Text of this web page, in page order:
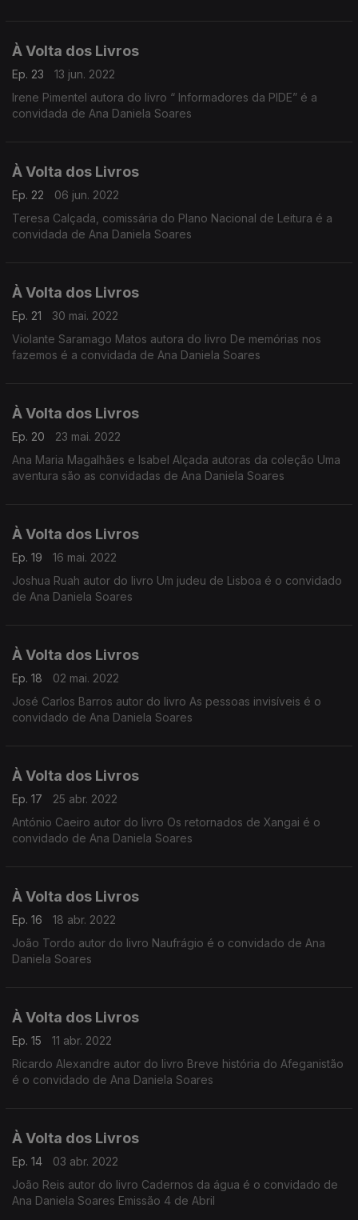
À Volta dos Livros
Ep. 23
13 jun. 2022
Irene Pimentel autora do livro “ Informadores da PIDE” é a
convidada de Ana Daniela Soares
À Volta dos Livros
Ep. 22
06 jun. 2022
Teresa Calçada, comissária do Plano Nacional de Leitura é a
convidada de Ana Daniela Soares
À Volta dos Livros
Ep. 21
30 mai. 2022
Violante Saramago Matos autora do livro De memórias nos
fazemos é a convidada de Ana Daniela Soares
À Volta dos Livros
Ep. 20
23 mai. 2022
Ana Maria Magalhães e Isabel Alçada autoras da coleção Uma
aventura são as convidadas de Ana Daniela Soares
À Volta dos Livros
Ep. 19
16 mai. 2022
Joshua Ruah autor do livro Um judeu de Lisboa é o convidado
de Ana Daniela Soares
À Volta dos Livros
Ep. 18
02 mai. 2022
José Carlos Barros autor do livro As pessoas invisíveis é o
convidado de Ana Daniela Soares
À Volta dos Livros
Ep. 17
25 abr. 2022
António Caeiro autor do livro Os retornados de Xangai é o
convidado de Ana Daniela Soares
À Volta dos Livros
Ep. 16
18 abr. 2022
João Tordo autor do livro Naufrágio é o convidado de Ana
Daniela Soares
À Volta dos Livros
Ep. 15
11 abr. 2022
Ricardo Alexandre autor do livro Breve história do Afeganistão
é o convidado de Ana Daniela Soares
À Volta dos Livros
Ep. 14
03 abr. 2022
João Reis autor do livro Cadernos da água é o convidado de
Ana Daniela Soares Emissão 4 de Abril